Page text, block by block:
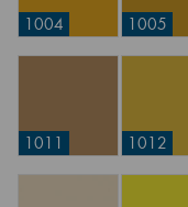
1004 1005
1011 1012